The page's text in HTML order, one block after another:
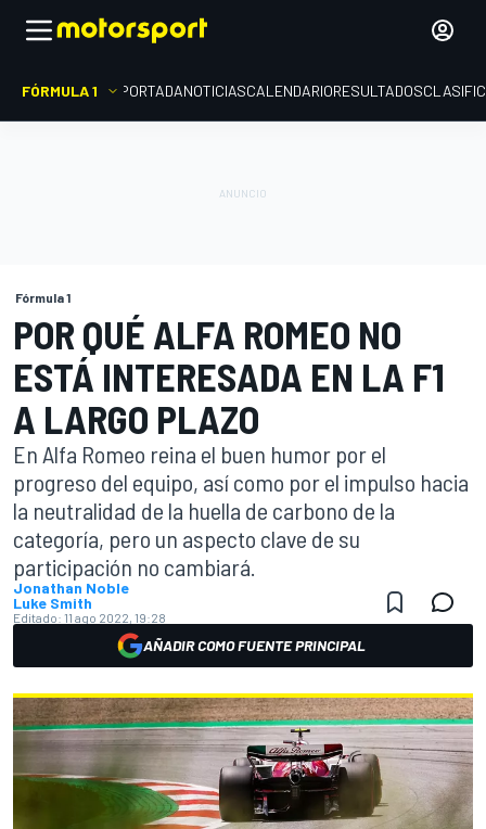
FÓRMULA 1 PORTADANOTICIASCALENDARIORESULTADOS
Fórmula 1
POR QUÉ ALFA ROMEO NO
ESTÁ INTERESADA EN LA F1
A LARGO PLAZO
En Alfa Romeo reina el buen humor por el
progreso del equipo, así como por el impulso hacia
la neutralidad de la huella de carbono de la
categoría, pero un aspecto clave de su
participación no cambiará.
Jonathan Noble
Luke Smith
Editado: 11 ago 2022, 19:28
AÑADIR COMO FUENTE PRINCIPAL